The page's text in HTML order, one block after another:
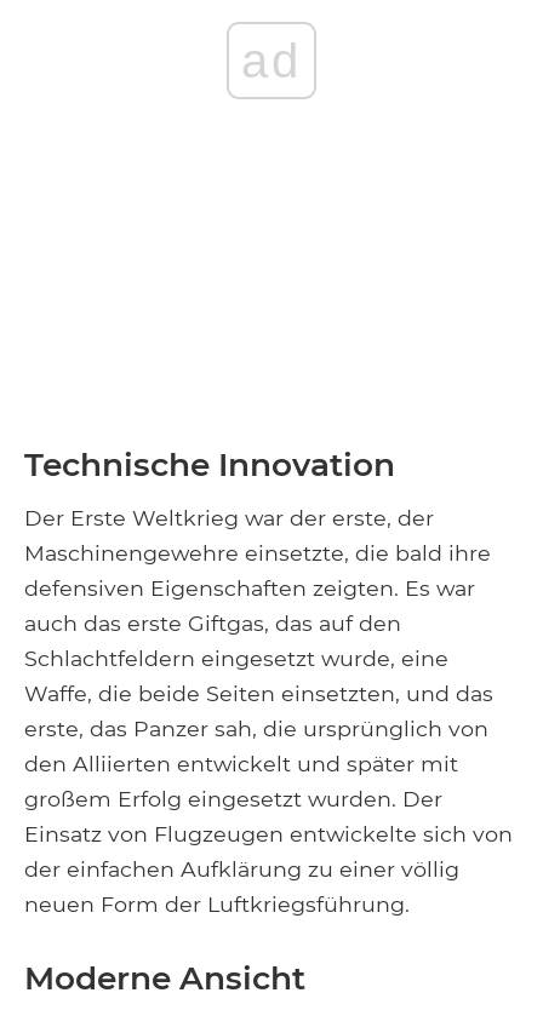
ad
Technische Innovation
Der Erste Weltkrieg war der erste, der
Maschinengewehre einsetzte, die bald ihre
defensiven Eigenschaften zeigten. Es war
auch das erste Giftgas, das auf den
Schlachtfeldern eingesetzt wurde, eine
Waffe, die beide Seiten einsetzten, und das
erste, das Panzer sah, die ursprünglich von
den Alliierten entwickelt und später mit
großem Erfolg eingesetzt wurden. Der
Einsatz von Flugzeugen entwickelte sich von
der einfachen Aufklärung zu einer völlig
neuen Form der Luftkriegsführung.
Moderne Ansicht